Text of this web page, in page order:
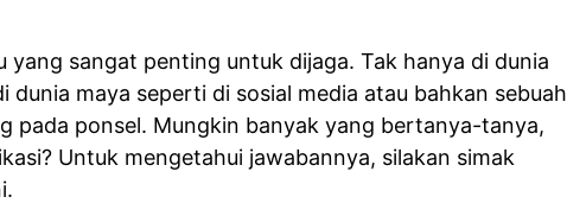
yang sangat penting untuk dijaga. Tak hanya di dunia
dunia maya seperti di sosial media atau bahkan sebuah
pada ponsel. Mungkin banyak yang bertanya-tanya,
Untuk mengetahui jawabannya, silakan simak